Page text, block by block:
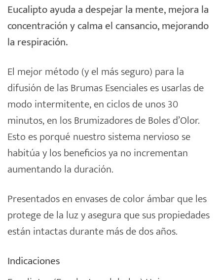
Eucalipto ayuda a despejar la mente, mejora la
concentración y calma el cansancio, mejorando
la respiración.
El mejor método (y el más seguro) para la
difusión de las Brumas Esenciales es usarlas de
modo intermitente, en ciclos de unos 30
minutos, en los Brumizadores de Boles d’Olor.
Esto es porqué nuestro sistema nervioso se
habitúa y los beneficios ya no incrementan
aumentando la duración.
Presentados en envases de color ámbar que les
protege de la luz y asegura que sus propiedades
están intactas durante más de dos años.
Indicaciones